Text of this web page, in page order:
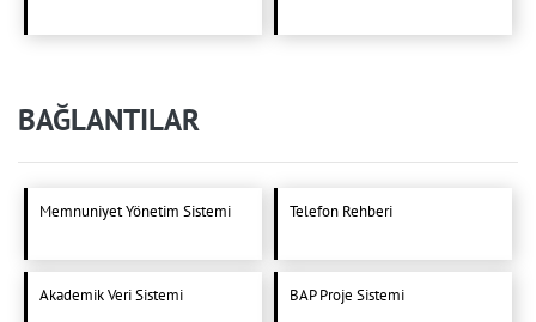
BAĞLANTILAR
Memnuniyet Yönetim Sistemi Telefon Rehberi
Akademik Veri Sistemi BAP Proje Sistemi